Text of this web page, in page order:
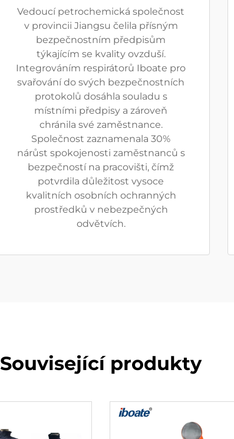
Vedoucí petrochemická společnost
v provincii Jiangsu čelila přísným
bezpečnostním předpisům
týkajícím se kvality ovzduší.
Integrováním respirátorů Iboate pro
svařování do svých bezpečnostních
protokolů dosáhla souladu s
místními předpisy a zároveň
chránila své zaměstnance.
Společnost zaznamenala 30%
nárůst spokojenosti zaměstnanců s
bezpečností na pracovišti, čímž
potvrdila důležitost vysoce
kvalitních osobních ochranných
prostředků v nebezpečných
odvětvích.
Související produkty